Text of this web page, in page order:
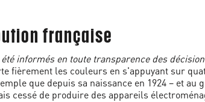
française
informés en toute transparence des
fièrement les couleurs en s'appuyant sur
que depuis sa naissance en 1924 – et au
cessé de produire des appareils